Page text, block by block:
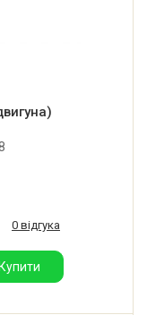
0 відгука
Купити